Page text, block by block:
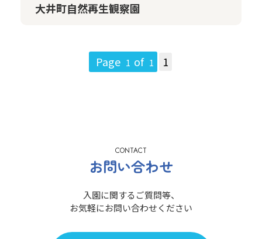
大井町自然再生観察園
Page 1 of 1 1
CONTACT
お問い合わせ
入園に関するご質問等、
お気軽にお問い合わせください